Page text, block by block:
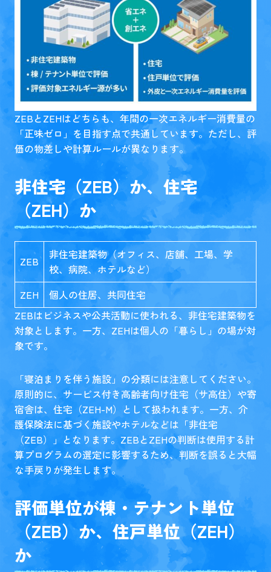
ZEBとZEHはどちらも、年間の一次エネルギー消費量の
「正味ゼロ」を目指す点で共通しています。ただし、評
価の物差しや計算ルールが異なります。
非住宅（ZEB）か、住宅
（ZEH）か
ZEB
非住宅建築物（オフィス、店舗、工場、学
校、病院、ホテルなど）
ZEH
個人の住居、共同住宅
ZEBはビジネスや公共活動に使われる、非住宅建築物を
対象とします。一方、ZEHは個人の「暮らし」の場が対
象です。
「寝泊まりを伴う施設」の分類には注意してください。
原則的に、サービス付き高齢者向け住宅（サ高住）や寄
宿舎は、住宅（ZEH-M）として扱われます。一方、介
護保険法に基づく施設やホテルなどは「非住宅
（ZEB）」となります。ZEBとZEHの判断は使用する計
算プログラムの選定に影響するため、判断を誤ると大幅
な手戻りが発生します。
評価単位が棟・テナント単位
（ZEB）か、住戸単位（ZEH）
か